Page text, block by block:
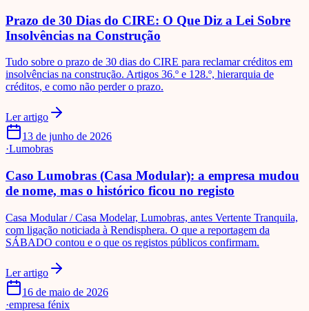
Prazo de 30 Dias do CIRE: O Que Diz a Lei Sobre
Insolvências na Construção
Tudo sobre o prazo de 30 dias do CIRE para reclamar créditos em
insolvências na construção. Artigos 36.º e 128.º, hierarquia de
créditos, e como não perder o prazo.
Ler artigo
13 de junho de 2026
·Lumobras
Caso Lumobras (Casa Modular): a empresa mudou
de nome, mas o histórico ficou no registo
Casa Modular / Casa Modelar, Lumobras, antes Vertente Tranquila,
com ligação noticiada à Rendisphera. O que a reportagem da
SÁBADO contou e o que os registos públicos confirmam.
Ler artigo
16 de maio de 2026
·empresa fénix